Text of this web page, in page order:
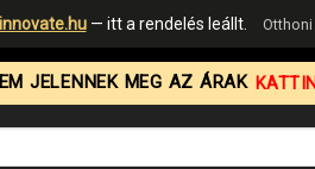
JELENNEK MEG AZ ÁRAK
— itt a rendelés leállt.